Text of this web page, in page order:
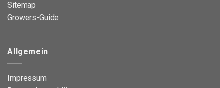
Sitemap
Growers-Guide
Allgemein
Impressum